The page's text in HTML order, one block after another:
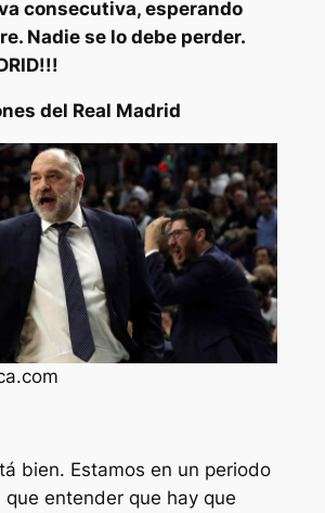
consecutiva, esperando
Nadie se lo debe perder.
del Real Madrid
bien. Estamos en un periodo
entender que hay que